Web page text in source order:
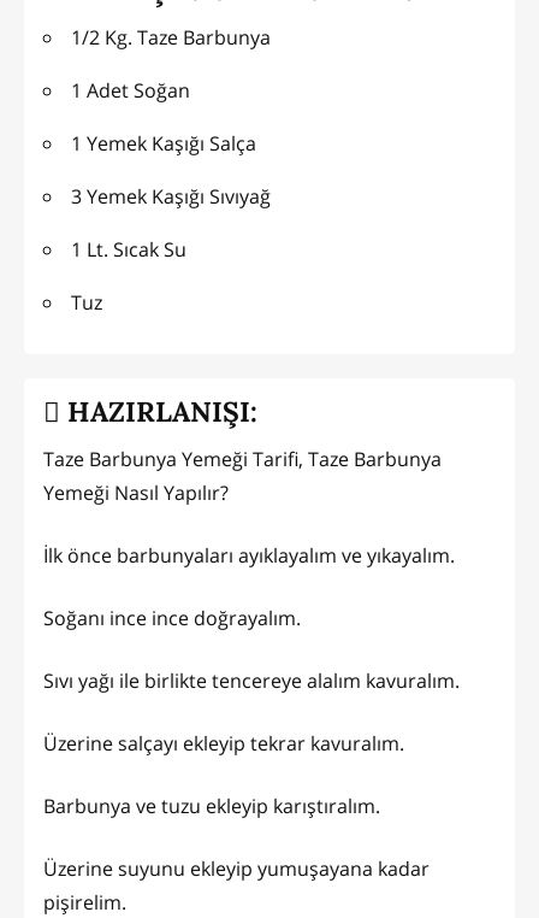
1/2 Kg. Taze Barbunya
1 Adet Soğan
1 Yemek Kaşığı Salça
3 Yemek Kaşığı Sıvıyağ
1 Lt. Sıcak Su
Tuz
HAZIRLANIŞI:
Taze Barbunya Yemeği Tarifi, Taze Barbunya
Yemeği Nasıl Yapılır?
İlk önce barbunyaları ayıklayalım ve yıkayalım.
Soğanı ince ince doğrayalım.
Sıvı yağı ile birlikte tencereye alalım kavuralım.
Üzerine salçayı ekleyip tekrar kavuralım.
Barbunya ve tuzu ekleyip karıştıralım.
Üzerine suyunu ekleyip yumuşayana kadar
pişirelim.